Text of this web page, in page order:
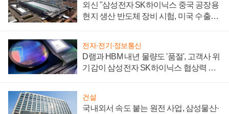
외신 "삼성전자 SK하이닉스 중국 공장용
현지 생산 반도체 장비 시험, 미국 수출통
전자·전기·정보통신
D램과 HBM 내년 물량도 '품절', 고객사 위
기감이 삼성전자 SK하이닉스 협상력 더
건설
국내외서 속도 붙는 원전 사업, 삼성물산·